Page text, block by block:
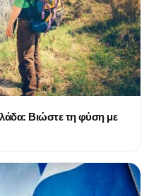
Βιώστε τη φύση με